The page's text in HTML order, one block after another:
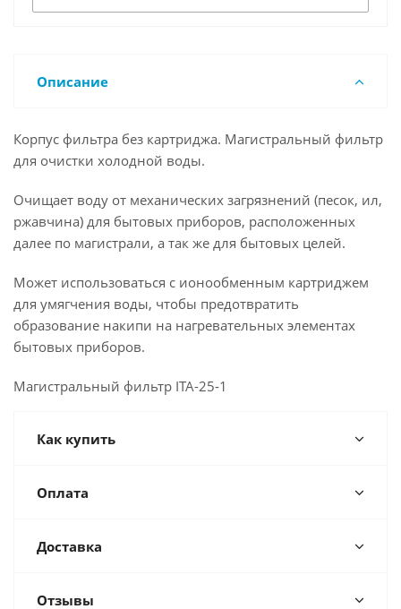
Описание
Корпус фильтра без картриджа. Магистральный фильтр
для очистки холодной воды.
Очищает воду от механических загрязнений (песок, ил,
ржавчина) для бытовых приборов, расположенных
далее по магистрали, а так же для бытовых целей.
Может использоваться с ионообменным картриджем
для умягчения воды, чтобы предотвратить
образование накипи на нагревательных элементах
бытовых приборов.
Магистральный фильтр ITA-25-1
Как купить
Оплата
Доставка
Отзывы